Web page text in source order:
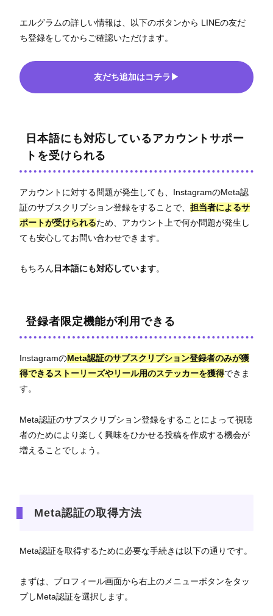
エルグラムの詳しい情報は、以下のボタンから LINEの友だ
ち登録をしてからご確認いただけます。
友だち追加はコチラ▶
日本語にも対応しているアカウントサポー
トを受けられる
アカウントに対する問題が発生しても、InstagramのMeta認
証のサブスクリプション登録をすることで、 担当者によるサ
ポートが受けられるため、アカウント上で何か問題が発生し
ても安心してお問い合わせできます。
もちろん 日本語にも対応しています。
登録者限定機能が利用できる
InstagramのMeta認証のサブスクリプション登録者のみが獲
得できるストーリーズやリール用のステッカーを獲得できま
す。
Meta認証のサブスクリプション登録をすることによって視聴
者のためにより楽しく興味をひかせる投稿を作成する機会が
増えることでしょう。
Meta認証の取得方法
Meta認証を取得するために必要な手続きは以下の通りです。
まずは、プロフィール画面から右上のメニューボタンをタッ
プしMeta認証を選択します。